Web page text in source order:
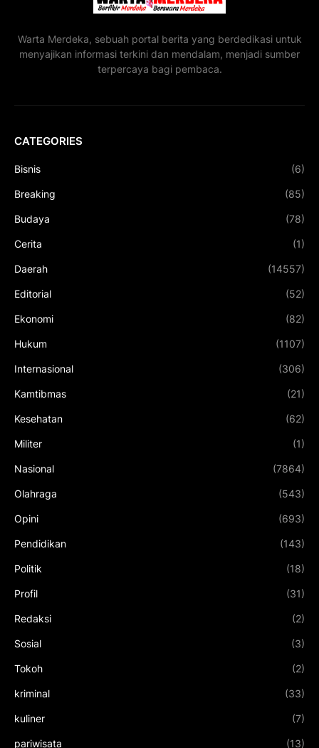
Warta Merdeka, sebuah portal berita yang berdedikasi untuk
menyajikan informasi terkini dan mendalam, menjadi sumber
terpercaya bagi pembaca.
CATEGORIES
Bisnis (6)
Breaking (85)
Budaya (78)
Cerita (1)
Daerah (14557)
Editorial (52)
Ekonomi (82)
Hukum (1107)
Internasional (306)
Kamtibmas (21)
Kesehatan (62)
Militer (1)
Nasional (7864)
Olahraga (543)
Opini (693)
Pendidikan (143)
Politik (18)
Profil (31)
Redaksi (2)
Sosial (3)
Tokoh (2)
kriminal (33)
kuliner (7)
pariwisata (13)